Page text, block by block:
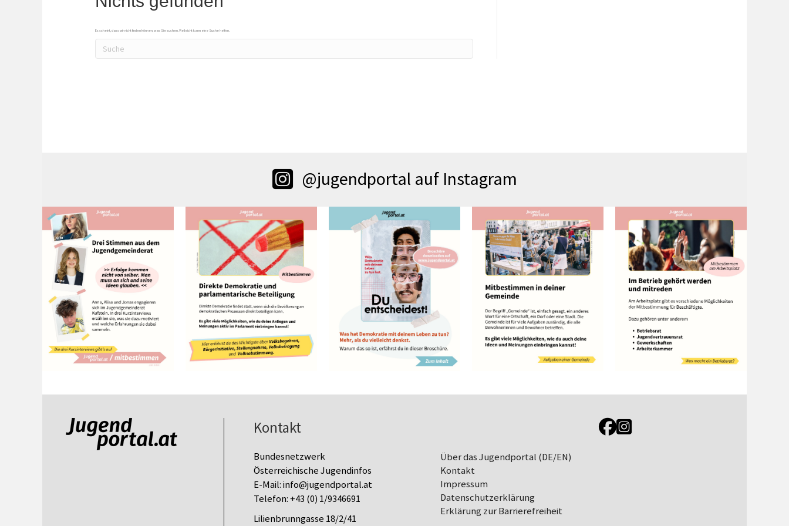
Es scheint, dass wir nicht finden können, was Sie suchen. Vielleicht kann eine Suche helfen.
@jugendportal auf Instagram
Kontakt
Bundesnetzwerk
Österreichische Jugendinfos
E-Mail:info@jugendportal.at
Telefon:+43 (0) 1/9346691
Lilienbrunngasse 18/2/41
Über das Jugendportal (DE/EN)
Kontakt
Impressum
Datenschutz­erklärung
Erklärung zur Barrierefreiheit
Link zur Jugendportal Facebookseite
Link zur Jugendportal Instagramseite